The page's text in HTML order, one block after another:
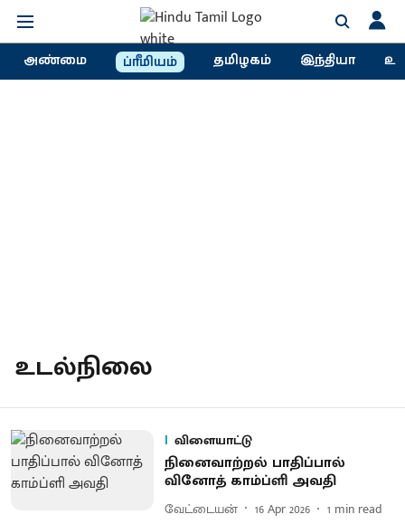
அண்மை ப்ரீமியம் தமிழகம் இந்தியா
உடல்நிலை
விளையாட்டு
நினைவாற்றல் பாதிப்பால்
வினோத் காம்ப்ளி அவதி
வேட்டையன் 16 Apr 2026 1 min read